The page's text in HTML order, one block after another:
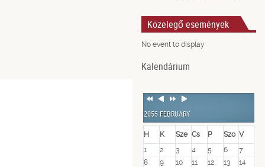
Közelegő események
No event to display
Kalendárium
Previous
Previous
NextNext
2055 FEBRUARY
H K Sze Cs P Szo V
1
2 3 4 5 6
7
8
9 10 11 12 13
14